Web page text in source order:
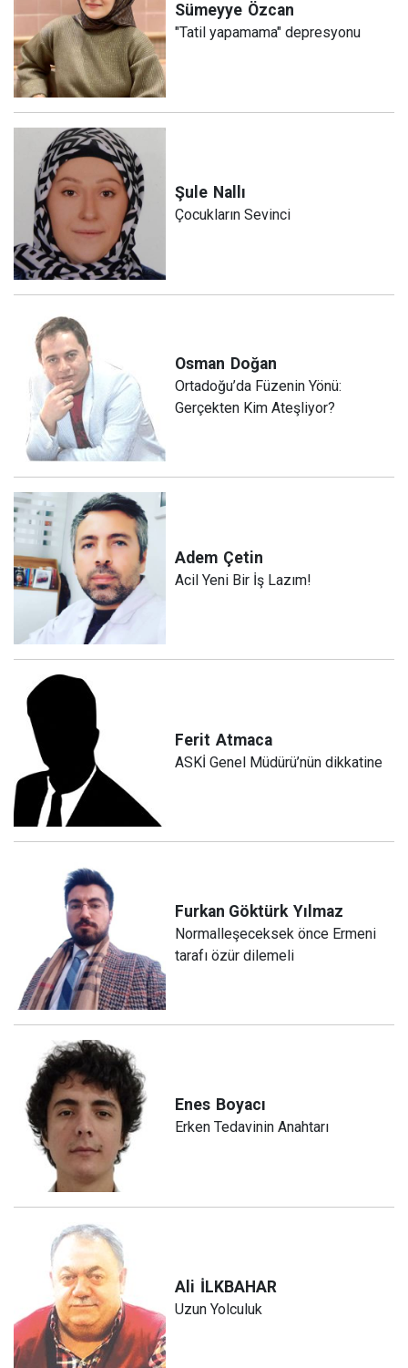
Sümeyye Özcan
"Tatil yapamama" depresyonu
Şule Nallı
Çocukların Sevinci
Osman Doğan
Ortadoğu’da Füzenin Yönü:
Gerçekten Kim Ateşliyor?
Adem Çetin
Acil Yeni Bir İş Lazım!
Ferit Atmaca
ASKİ Genel Müdürü’nün dikkatine
Furkan Göktürk Yılmaz
Normalleşeceksek önce Ermeni
tarafı özür dilemeli
Enes Boyacı
Erken Tedavinin Anahtarı
Ali İLKBAHAR
Uzun Yolculuk